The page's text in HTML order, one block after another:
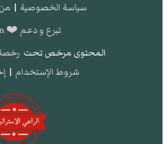
سياسة الخصوصية |
تبرع و دعم ❤️ donation
المحتوى مرخص تحت رخصة
شروط الإستخدام |